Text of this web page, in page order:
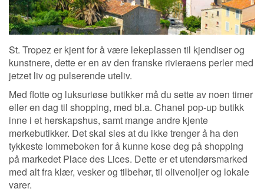
St. Tropez er kjent for å være lekeplassen til kjendiser og
kunstnere, dette er en av den franske rivieraens perler med
jetzet liv og pulserende uteliv.
Med flotte og luksuriøse butikker må du sette av noen timer
eller en dag til shopping, med bl.a. Chanel pop-up butikk
inne i et herskapshus, samt mange andre kjente
merkebutikker. Det skal sies at du ikke trenger å ha den
tykkeste lommeboken for å kunne kose deg på shopping
på markedet Place des Lices. Dette er et utendørsmarked
med alt fra klær, vesker og tilbehør, til olivenoljer og lokale
varer.